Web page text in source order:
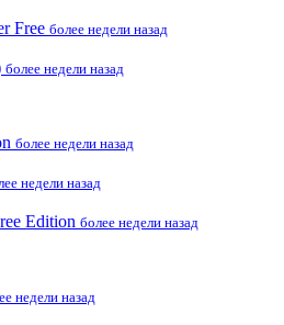
Free более недели назад
более недели назад
более недели назад
недели назад
Edition более недели назад
недели назад